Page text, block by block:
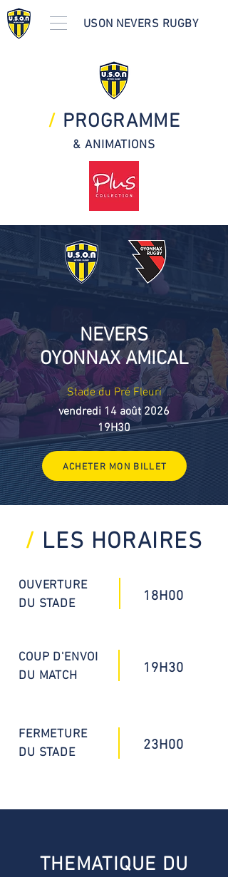
USON NEVERS RUGBY
/ PROGRAMME
& ANIMATIONS
NEVERS
OYONNAX AMICAL
Stade du Pré Fleuri
vendredi 14 août 2026
19H30
ACHETER MON BILLET
/ LES HORAIRES
OUVERTURE
DU STADE
18H00
COUP D'ENVOI
DU MATCH
19H30
FERMETURE
DU STADE
23H00
THEMATIQUE DU